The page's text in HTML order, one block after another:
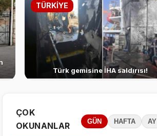
TÜRKİYE
Türk gemisine İHA saldırısı!
ÇOK
OKUNANLAR
GÜN HAFTA AY